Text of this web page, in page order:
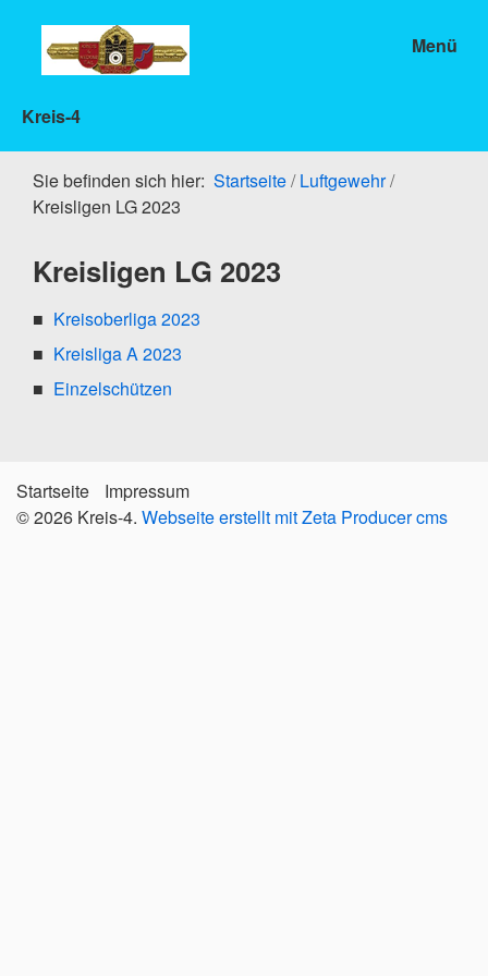
Kreis-4
Menü
Sie befinden sich hier: Startseite/ Luftgewehr/
Kreisligen LG 2023
Kreisligen LG 2023
Kreisoberliga 2023
Kreisliga A 2023
Einzelschützen
Startseite
Impressum
© 2026 Kreis-4. Webseite erstellt mit Zeta Producer cms